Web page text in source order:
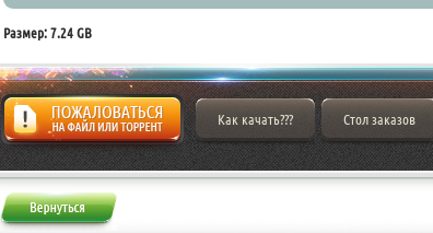
Размер: 7.24 GB
Жалоба
Как качать??? Стол заказов